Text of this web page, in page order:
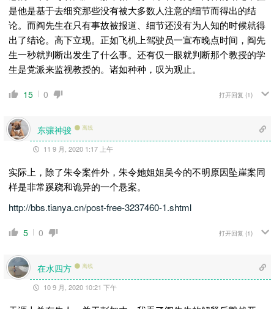
是他是基于去细究那些没有被大多数人注意的细节而得出的结
论。而阎先生在只有事故被报道、细节还没有为人知的时候就得
出了结论。高下立现。正如飞机上驾驶员一宣布晚点时间，阎先
生一秒就判断出发生了什么事。还有仅一眼就判断那个教授的学
生是党派来监视教授的。诸如种种，叹为观止。
15 0 打开回复 (1)
东骧神骏 离线
11 9 月, 2020 1:17 上午
实际上，除了朱令案件外，朱令她姐姐吴今的不明原因坠崖案同
样是非常蹊跷和诡异的一个悬案。
http://bbs.tianya.cn/post-free-3237460-1.shtml
5 0 打开回复 (1)
在水四方 离线
10 9 月, 2020 10:21 下午